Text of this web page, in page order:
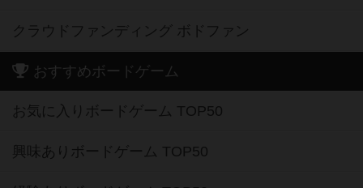
クラウドファンディング ボドファン
おすすめボードゲーム
お気に入りボードゲーム TOP50
興味ありボードゲーム TOP50